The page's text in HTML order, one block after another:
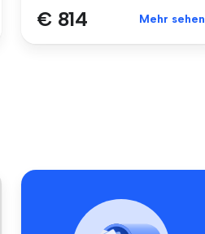
€ 814 Mehr sehen